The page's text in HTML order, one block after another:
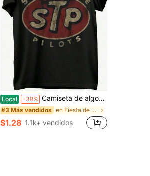
Local -38% Camiseta de algodón con estampado vintage de piloto del Templo de Piedra. Camiseta informal transpirable de manga corta, regalo ideal. Diseño de piloto. Cuello redondo, holgada y transpirable.
#3 Más vendidos en Fiesta de cumpleaños Tops de talla grande
$1.28 1.1k+ vendidos